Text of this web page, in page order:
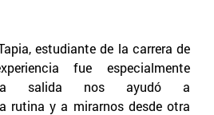
estudiante de la carrera de
fue especialmente
salida nos ayudó a
rutina y a mirarnos desde otra